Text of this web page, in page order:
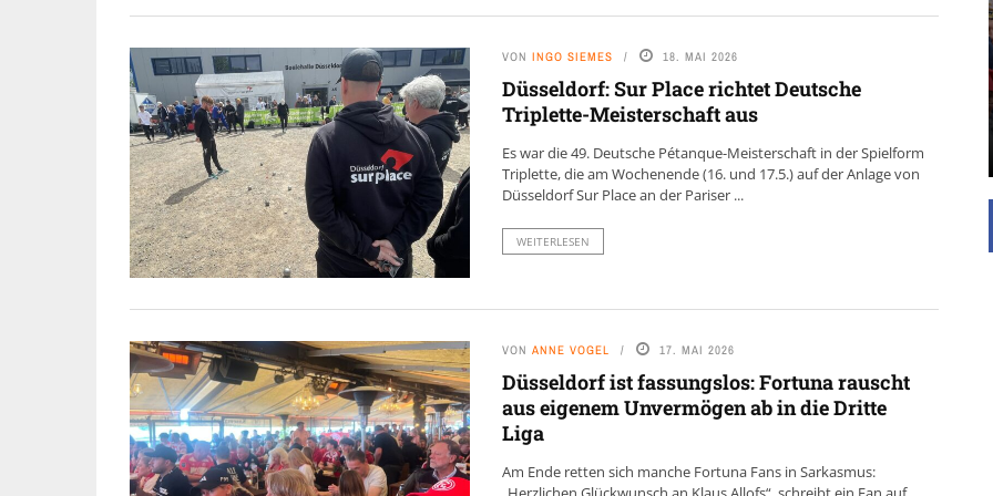
VON INGO SIEMES 18. MAI 2026
Düsseldorf: Sur Place richtet Deutsche
Triplette-Meisterschaft aus
Es war die 49. Deutsche Pétanque-Meisterschaft in der Spielform
Triplette, die am Wochenende (16. und 17.5.) auf der Anlage von
Düsseldorf Sur Place an der Pariser ...
WEITERLESEN
VON ANNE VOGEL 17. MAI 2026
Düsseldorf ist fassungslos: Fortuna rauscht
aus eigenem Unvermögen ab in die Dritte
Liga
Am Ende retten sich manche Fortuna Fans in Sarkasmus:
UNTERSTÜTZEN
Die Inspiration des industriellen Chics sind die
Werkshallen des Industriezeitalters. Die Basis für
diesen Stil sind große Räume, schlicht gehalten
mit rustikalen Elementen und großen
Fensterflächen. Wie so vieles wurde ...